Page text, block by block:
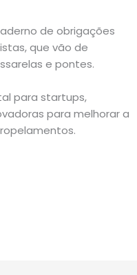
de obrigações
que vão de
e pontes.
para startups,
para melhorar a